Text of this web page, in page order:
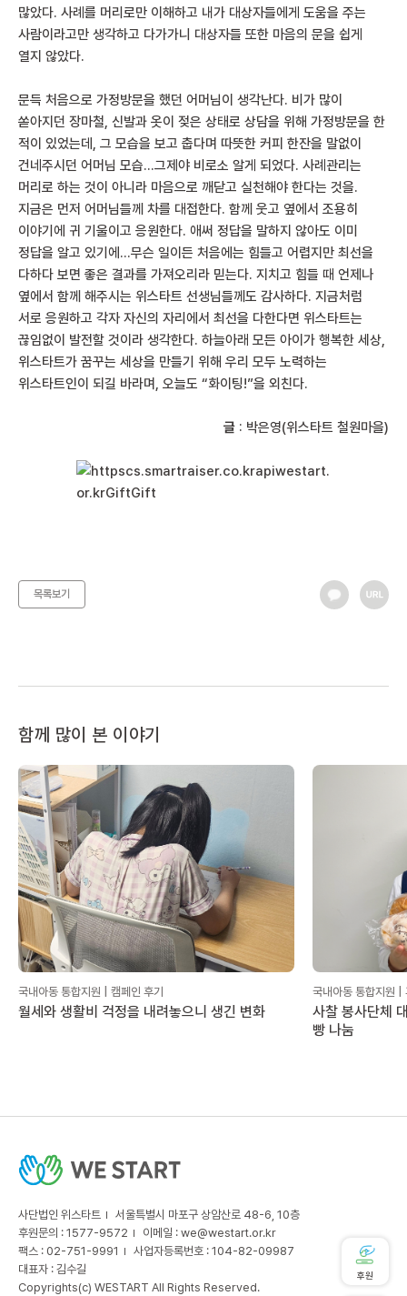
많았다. 사례를 머리로만 이해하고 내가 대상자들에게 도움을 주는
사람이라고만 생각하고 다가가니 대상자들 또한 마음의 문을 쉽게
열지 않았다.
문득 처음으로 가정방문을 했던 어머님이 생각난다. 비가 많이
쏟아지던 장마철, 신발과 옷이 젖은 상태로 상담을 위해 가정방문을 한
적이 있었는데, 그 모습을 보고 춥다며 따뜻한 커피 한잔을 말없이
건네주시던 어머님 모습…그제야 비로소 알게 되었다. 사례관리는
머리로 하는 것이 아니라 마음으로 깨닫고 실천해야 한다는 것을.
지금은 먼저 어머님들께 차를 대접한다. 함께 웃고 옆에서 조용히
이야기에 귀 기울이고 응원한다. 애써 정답을 말하지 않아도 이미
정답을 알고 있기에…무슨 일이든 처음에는 힘들고 어렵지만 최선을
다하다 보면 좋은 결과를 가져오리라 믿는다. 지치고 힘들 때 언제나
옆에서 함께 해주시는 위스타트 선생님들께도 감사하다. 지금처럼
서로 응원하고 각자 자신의 자리에서 최선을 다한다면 위스타트는
끊임없이 발전할 것이라 생각한다. 하늘아래 모든 아이가 행복한 세상,
위스타트가 꿈꾸는 세상을 만들기 위해 우리 모두 노력하는
위스타트인이 되길 바라며, 오늘도 “화이팅!”을 외친다.
글 : 박은영(위스타트 철원마을)
목록보기
함께 많이 본 이야기
국내아동 통합지원 | 캠페인 후기
월세와 생활비 걱정을 내려놓으니 생긴 변화
국내아동 통합지원 |
사찰 봉사단체
빵 나눔
사단법인 위스타트
서울특별시 마포구 상암산로 48-6, 10층
후원문의 : 1577-9572
이메일 : we@westart.or.kr
팩스 : 02-751-9991
사업자등록번호 : 104-82-09987
대표자 : 김수길
Copyrights(c) WESTART All Rights Reserved.
후원